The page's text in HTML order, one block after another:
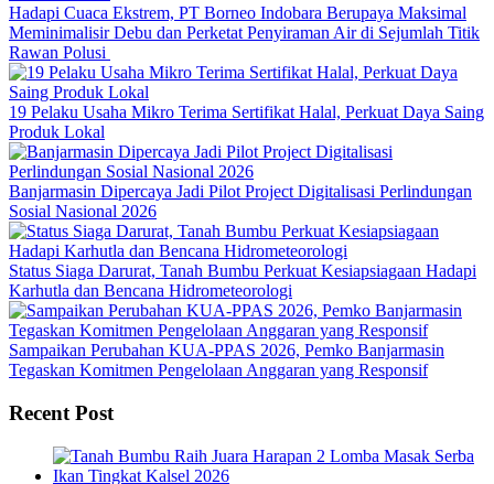
Hadapi Cuaca Ekstrem, PT Borneo Indobara Berupaya Maksimal
Meminimalisir Debu dan Perketat Penyiraman Air di Sejumlah Titik
Rawan Polusi
19 Pelaku Usaha Mikro Terima Sertifikat Halal, Perkuat Daya Saing
Produk Lokal
Banjarmasin Dipercaya Jadi Pilot Project Digitalisasi Perlindungan
Sosial Nasional 2026
Status Siaga Darurat, Tanah Bumbu Perkuat Kesiapsiagaan Hadapi
Karhutla dan Bencana Hidrometeorologi
Sampaikan Perubahan KUA-PPAS 2026, Pemko Banjarmasin
Tegaskan Komitmen Pengelolaan Anggaran yang Responsif
Recent Post